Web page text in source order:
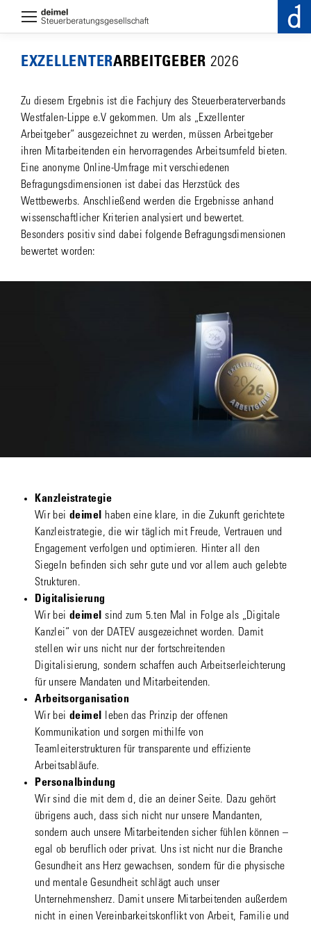
EXZELLENTER­ARBEITGEBER 2026
Zu diesem Ergebnis ist die Fachjury des Steuerberaterverbands
Westfalen-Lippe e.V gekommen. Um als „Exzellenter
Arbeitgeber“ ausgezeichnet zu werden, müssen Arbeitgeber
ihren Mitarbeitenden ein hervorragendes Arbeitsumfeld bieten.
Eine anonyme Online-Umfrage mit verschiedenen
Befragungsdimensionen ist dabei das Herzstück des
Wettbewerbs. Anschließend werden die Ergebnisse anhand
wissenschaftlicher Kriterien analysiert und bewertet.
Besonders positiv sind dabei folgende Befragungsdimensionen
bewertet worden:
Kanzleistrategie
Wir bei deimel
haben eine klare, in die Zukunft gerichtete
Kanzleistrategie, die wir täglich mit Freude, Vertrauen und
Engagement verfolgen und optimieren. Hinter all den
Siegeln befinden sich sehr gute und vor allem auch gelebte
Strukturen.
Digitalisierung
Wir bei deimel sind zum 5.ten Mal in Folge als „Digitale
Kanzlei“ von der DATEV ausgezeichnet worden. Damit
stellen wir uns nicht nur der fortschreitenden
Digitalisierung, sondern schaffen auch Arbeitserleichterung
für unsere Mandaten und Mitarbeitenden.
Arbeitsorganisation
Wir bei deimel
leben das Prinzip der offenen
Kommunikation und sorgen mithilfe von
Teamleiterstrukturen für transparente und effiziente
Arbeitsabläufe.
Personalbindung
Wir sind die mit dem d, die an deiner Seite. Dazu gehört
übrigens auch, dass sich nicht nur unsere Mandanten,
sondern auch unsere Mitarbeitenden sicher fühlen können –
egal ob beruflich oder privat. Uns ist nicht nur die Branche
Gesundheit ans Herz gewachsen, sondern für die physische
und mentale Gesundheit schlägt auch unser
Unternehmensherz. Damit unsere Mitarbeitenden außerdem
nicht in einen Vereinbarkeitskonflikt von Arbeit, Familie und